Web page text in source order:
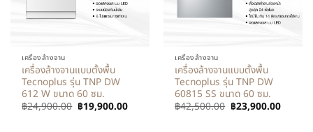
เครื่องล้างจาน
เครื่องล้างจานแบบตั้งพื้น
Tecnoplus รุ่น TNP DW
612 W ขนาด 60 ซม.
฿24,900.00 ฿19,900.00
เครื่องล้างจาน
เครื่องล้างจานแบบตั้งพื้น
Tecnoplus รุ่น TNP DW
60815 SS ขนาด 60 ซม.
฿42,500.00 ฿23,900.00